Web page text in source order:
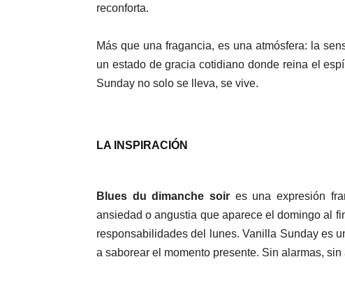
reconforta.
Más que una fragancia, es una atmósfera: la
un estado de gracia cotidiano donde reina el
Sunday no solo se lleva, se vive.
LA INSPIRACIÓN
Blues du dimanche soires una expresión
ansiedad o angustia que aparece el domingo al
responsabilidades del lunes. Vanilla Sunday es
a saborear el momento presente. Sin alarmas,